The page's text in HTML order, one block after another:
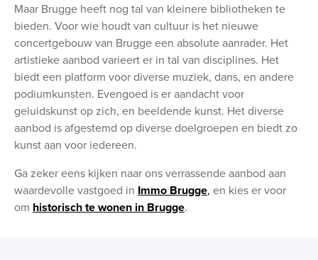
Maar Brugge heeft nog tal van kleinere bibliotheken te
bieden. Voor wie houdt van cultuur is het nieuwe
concertgebouw van Brugge een absolute aanrader. Het
artistieke aanbod varieert er in tal van disciplines. Het
biedt een platform voor diverse muziek, dans, en andere
podiumkunsten. Evengoed is er aandacht voor
geluidskunst op zich, en beeldende kunst. Het diverse
aanbod is afgestemd op diverse doelgroepen en biedt zo
kunst aan voor iedereen.
Ga zeker eens kijken naar ons verrassende aanbod aan
waardevolle vastgoed in Immo Brugge, en kies er voor
om historisch te wonen in Brugge.